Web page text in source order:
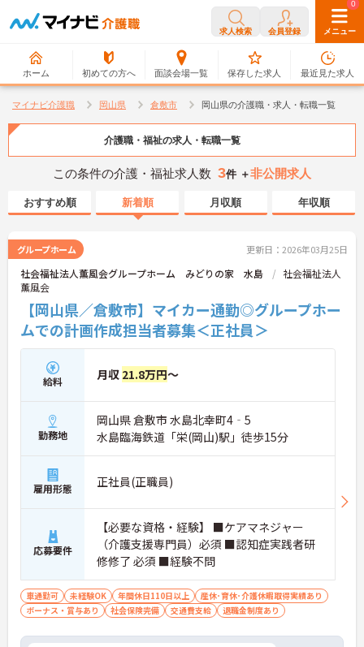
求人検索 会員登録 メニュー
ホーム 初めての方へ 面談会場一覧
0
保存した求人
0
最近見た求人
マイナビ介護職 岡山県 倉敷市 岡山県の介護職・求人・転職一覧
介護職・福祉の求人・転職一覧
この条件の介護・福祉求人数 3件 ＋非公開求人
おすすめ順 新着順 月収順 年収順
グループホーム 更新日：2026年03月25日
社会福祉法人薫風会グループホーム みどりの家 水島
社会福祉法人
薫風会
【岡山県／倉敷市】マイカー通勤◎グループホー
ムでの計画作成担当者募集＜正社員＞
給料 月収 21.8万円～
勤務地
岡山県 倉敷市 水島北幸町4‐5
水島臨海鉄道「栄(岡山)駅」徒歩15分
雇用形態 正社員(正職員)
応募要件
【必要な資格・経験】 ■ケアマネジャー
（介護支援専門員）必須 ■認知症実践者研
修修了 必須 ■経験不問
車通勤可 未経験OK 年間休日110日以上
産休･育休･介護休暇取得実績あり
ボーナス・賞与あり
社会保険完備 交通費支給 退職金制度あり